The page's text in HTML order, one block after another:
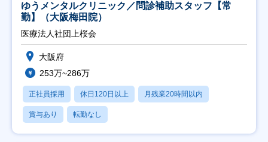
ゆうメンタルクリニック／問診補助スタッフ【常
勤】（大阪梅田院）
医療法人社団上桜会
大阪府
253万~286万
正社員採用 休日120日以上 月残業20時間以内
賞与あり 転勤なし